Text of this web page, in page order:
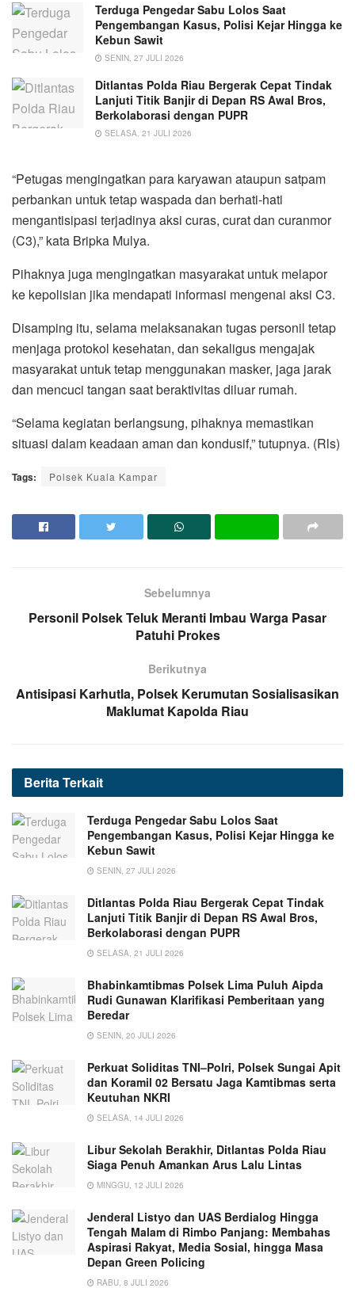
Terduga Pengedar Sabu Lolos Saat
Pengembangan Kasus, Polisi Kejar Hingga ke
Kebun Sawit
SENIN, 27 JULI 2026
Ditlantas Polda Riau Bergerak Cepat Tindak
Lanjuti Titik Banjir di Depan RS Awal Bros,
Berkolaborasi dengan PUPR
SELASA, 21 JULI 2026
“Petugas mengingatkan para karyawan ataupun satpam
perbankan untuk tetap waspada dan berhati-hati
mengantisipasi terjadinya aksi curas, curat dan curanmor
(C3),” kata Bripka Mulya.
Pihaknya juga mengingatkan masyarakat untuk melapor
ke kepolisian jika mendapati informasi mengenai aksi C3.
Disamping itu, selama melaksanakan tugas personil tetap
menjaga protokol kesehatan, dan sekaligus mengajak
masyarakat untuk tetap menggunakan masker, jaga jarak
dan mencuci tangan saat beraktivitas diluar rumah.
“Selama kegiatan berlangsung, pihaknya memastikan
situasi dalam keadaan aman dan kondusif,” tutupnya. (Rls)
Tags: Polsek Kuala Kampar
Sebelumnya
Personil Polsek Teluk Meranti Imbau Warga Pasar
Patuhi Prokes
Berikutnya
Antisipasi Karhutla, Polsek Kerumutan Sosialisasikan
Maklumat Kapolda Riau
Berita Terkait
Terduga Pengedar Sabu Lolos Saat
Pengembangan Kasus, Polisi Kejar Hingga ke
Kebun Sawit
SENIN, 27 JULI 2026
Ditlantas Polda Riau Bergerak Cepat Tindak
Lanjuti Titik Banjir di Depan RS Awal Bros,
Berkolaborasi dengan PUPR
SELASA, 21 JULI 2026
Bhabinkamtibmas Polsek Lima Puluh Aipda
Rudi Gunawan Klarifikasi Pemberitaan yang
Beredar
SENIN, 20 JULI 2026
Perkuat Soliditas TNI–Polri, Polsek Sungai Apit
dan Koramil 02 Bersatu Jaga Kamtibmas serta
Keutuhan NKRI
SELASA, 14 JULI 2026
Libur Sekolah Berakhir, Ditlantas Polda Riau
Siaga Penuh Amankan Arus Lalu Lintas
MINGGU, 12 JULI 2026
Jenderal Listyo dan UAS Berdialog Hingga
Tengah Malam di Rimbo Panjang: Membahas
Aspirasi Rakyat, Media Sosial, hingga Masa
Depan Green Policing
RABU, 8 JULI 2026